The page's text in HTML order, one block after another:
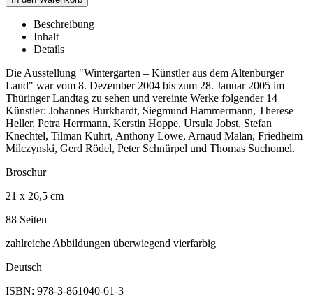
Beschreibung
Inhalt
Details
Die Ausstellung "Wintergarten – Künstler aus dem Altenburger
Land" war vom 8. Dezember 2004 bis zum 28. Januar 2005 im
Thüringer Landtag zu sehen und vereinte Werke folgender 14
Künstler: Johannes Burkhardt, Siegmund Hammermann, Therese
Heller, Petra Herrmann, Kerstin Hoppe, Ursula Jobst, Stefan
Knechtel, Tilman Kuhrt, Anthony Lowe, Arnaud Malan, Friedheim
Milczynski, Gerd Rödel, Peter Schnürpel und Thomas Suchomel.
Broschur
21 x 26,5 cm
88 Seiten
zahlreiche Abbildungen überwiegend vierfarbig
Deutsch
ISBN: 978-3-861040-61-3